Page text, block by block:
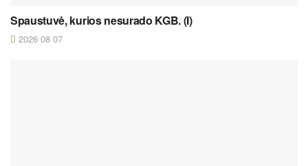
Spaustuvė, kurios nesurado KGB. (I)
2026 08 07